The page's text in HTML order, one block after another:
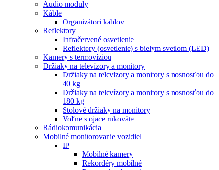
Audio moduly
Káble
Organizátori káblov
Reflektory
Infračervené osvetlenie
Reflektory (osvetlenie) s bielym svetlom (LED)
Kamery s termovíziou
Držiaky na televízory a monitory
Držiaky na televízory a monitory s nosnosťou do
40 kg
Držiaky na televízory a monitory s nosnosťou do
180 kg
Stolové držiaky na monitory
Voľne stojace rukoväte
Rádiokomunikácia
Mobilné monitorovanie vozidiel
IP
Mobilné kamery
Rekordéry mobilné